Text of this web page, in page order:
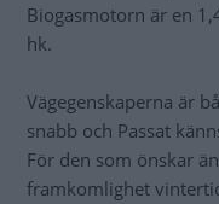
Biogasmotorn är en
hk.
Vägegenskaperna är
snabb och Passat
För den som önskar
framkomlighet